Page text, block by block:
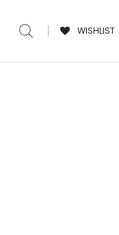
WISHLIST